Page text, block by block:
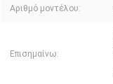
Αριθμό μοντέλου:
Επισημαίνω: